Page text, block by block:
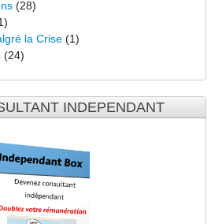
(28)
la Crise (1)
(24)
INDEPENDANT